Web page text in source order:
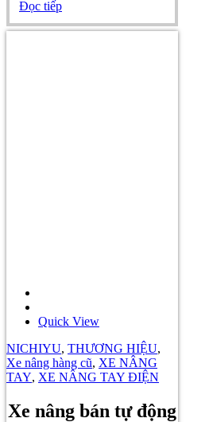
Đọc tiếp
Quick View
NICHIYU, THƯƠNG HIỆU,
Xe nâng hàng cũ, XE NÂNG
TAY, XE NÂNG TAY ĐIỆN
Xe nâng bán tự động